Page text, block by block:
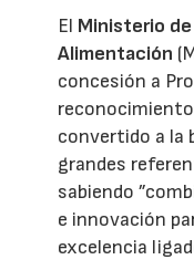
El Ministerio
Alimentación
concesión a
convertido a la
grandes
sabiendo
e innovación
excelencia